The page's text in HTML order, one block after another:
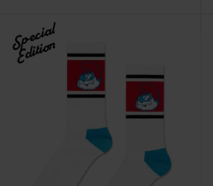
Special
Edition